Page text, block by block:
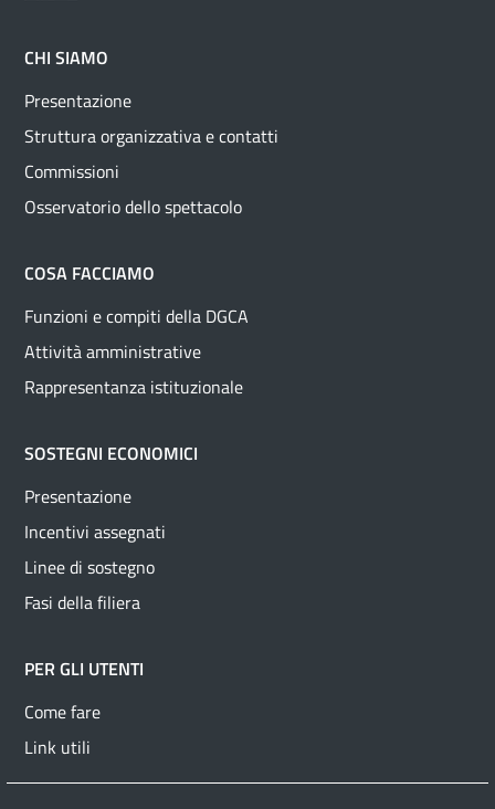
CHI SIAMO
Presentazione
Struttura organizzativa e contatti
Commissioni
Osservatorio dello spettacolo
COSA FACCIAMO
Funzioni e compiti della DGCA
Attività amministrative
Rappresentanza istituzionale
SOSTEGNI ECONOMICI
Presentazione
Incentivi assegnati
Linee di sostegno
Fasi della filiera
PER GLI UTENTI
Come fare
Link utili